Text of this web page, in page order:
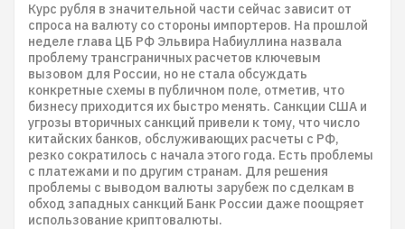
Курс рубля в значительной части сейчас зависит от
спроса на валюту со стороны импортеров. На прошлой
неделе глава ЦБ РФ Эльвира Набиуллина назвала
проблему трансграничных расчетов ключевым
вызовом для России, но не стала обсуждать
конкретные схемы в публичном поле, отметив, что
бизнесу приходится их быстро менять. Санкции США и
угрозы вторичных санкций привели к тому, что число
китайских банков, обслуживающих расчеты с РФ,
резко сократилось с начала этого года. Есть проблемы
с платежами и по другим странам. Для решения
проблемы с выводом валюты зарубеж по сделкам в
обход западных санкций Банк России даже поощряет
использование криптовалюты.